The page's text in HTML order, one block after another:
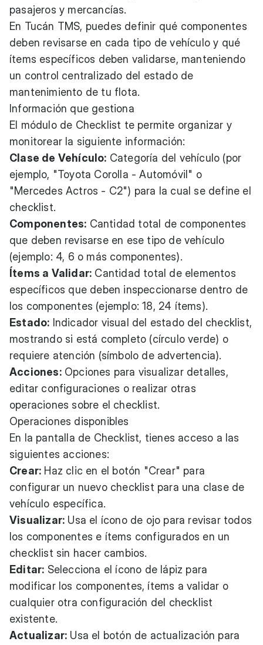
pasajeros y mercancías.
En Tucán TMS, puedes definir qué componentes
deben revisarse en cada tipo de vehículo y qué
ítems específicos deben validarse, manteniendo
un control centralizado del estado de
mantenimiento de tu flota.
Información que gestiona
El módulo de Checklist te permite organizar y
monitorear la siguiente información:
Clase de Vehículo: Categoría del vehículo (por
ejemplo, "Toyota Corolla - Automóvil" o
"Mercedes Actros - C2") para la cual se define el
checklist.
Componentes: Cantidad total de componentes
que deben revisarse en ese tipo de vehículo
(ejemplo: 4, 6 o más componentes).
Ítems a Validar: Cantidad total de elementos
específicos que deben inspeccionarse dentro de
los componentes (ejemplo: 18, 24 ítems).
Estado: Indicador visual del estado del checklist,
mostrando si está completo (círculo verde) o
requiere atención (símbolo de advertencia).
Acciones:Opciones para visualizar detalles,
editar configuraciones o realizar otras
operaciones sobre el checklist.
Operaciones disponibles
En la pantalla de Checklist, tienes acceso a las
siguientes acciones:
Crear: Haz clic en el botón "Crear" para
configurar un nuevo checklist para una clase de
vehículo específica.
Visualizar: Usa el ícono de ojo para revisar todos
los componentes e ítems configurados en un
checklist sin hacer cambios.
Editar: Selecciona el ícono de lápiz para
modificar los componentes, ítems a validar o
cualquier otra configuración del checklist
existente.
Actualizar: Usa el botón de actualización para